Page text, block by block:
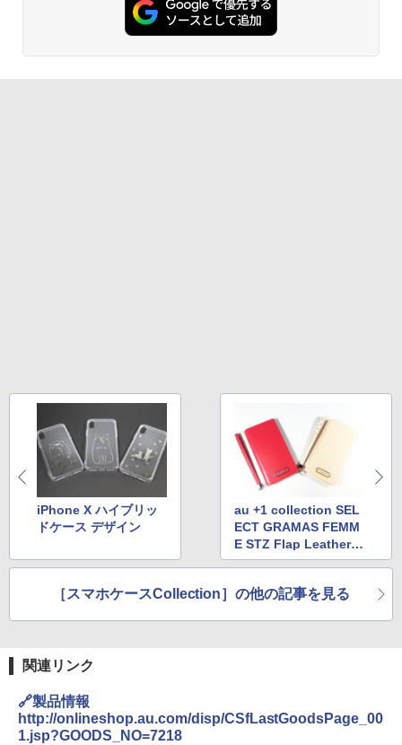
iPhone X ハイブリッ
ドケース デザイン
au +1 collection SEL
ECT GRAMAS FEMM
E STZ Flap Leather C
ase
［スマホケースCollection］の他の記事を見る
関連リンク
🔗製品情報
http://onlineshop.au.com/disp/CSfLastGoodsPage_00
1.jsp?GOODS_NO=7218